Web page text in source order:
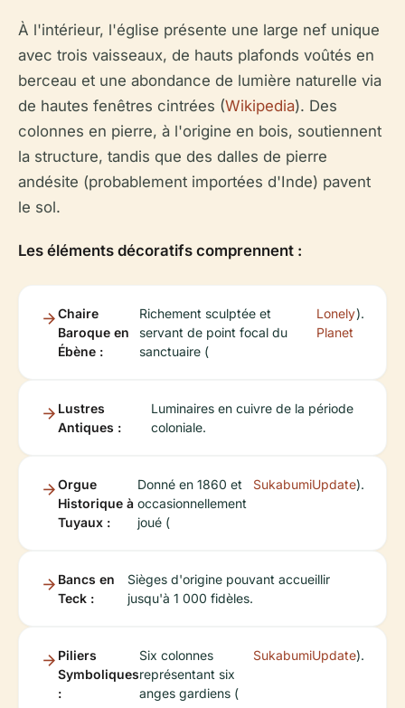
À l'intérieur, l'église présente une large nef unique
avec trois vaisseaux, de hauts plafonds voûtés en
berceau et une abondance de lumière naturelle via
de hautes fenêtres cintrées (Wikipedia). Des
colonnes en pierre, à l'origine en bois, soutiennent
la structure, tandis que des dalles de pierre
andésite (probablement importées d'Inde) pavent
le sol.
Les éléments décoratifs comprennent :
Chaire
Baroque en
Ébène :
Richement sculptée et
servant de point focal du
sanctuaire (
Lonely
Planet
).
Lustres
Antiques :
Luminaires en cuivre de la période
coloniale.
Orgue
Historique à
Tuyaux :
Donné en 1860 et
occasionnellement
joué (
SukabumiUpdate).
Bancs en
Teck :
Sièges d'origine pouvant accueillir
jusqu'à 1 000 fidèles.
Piliers
Symboliques
:
Six colonnes
représentant six
anges gardiens (
SukabumiUpdate).